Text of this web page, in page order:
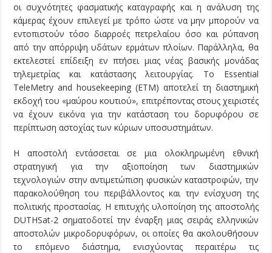
οι συχνότητες φασματικής καταγραφής και η ανάλυση της
κάμερας έχουν επιλεγεί με τρόπο ώστε να μην μπορούν να
εντοπιστούν τόσο διαρροές πετρελαίου όσο και ρύπανση
από την απόρριψη υδάτων ερμάτων πλοίων. Παράλληλα, θα
εκτελεστεί επίδειξη εν πτήσει μιας νέας βασικής μονάδας
τηλεμετρίας και κατάστασης λειτουργίας. Το Essential
TeleMetry and housekeeping (ETM) αποτελεί τη διαστημική
εκδοχή του «μαύρου κουτιού», επιτρέποντας στους χειριστές
να έχουν εικόνα για την κατάσταση του δορυφόρου σε
περίπτωση αστοχίας των κύριων υποσυστημάτων.
Η αποστολή εντάσσεται σε μια ολοκληρωμένη εθνική
στρατηγική για την αξιοποίηση των διαστημικών
τεχνολογιών στην αντιμετώπιση φυσικών καταστροφών, την
παρακολούθηση του περιβάλλοντος και την ενίσχυση της
πολιτικής προστασίας. Η επιτυχής υλοποίηση της αποστολής
DUTHSat-2 σηματοδοτεί την έναρξη μιας σειράς ελληνικών
αποστολών μικροδορυφόρων, οι οποίες θα ακολουθήσουν
το επόμενο διάστημα, ενισχύοντας περαιτέρω τις